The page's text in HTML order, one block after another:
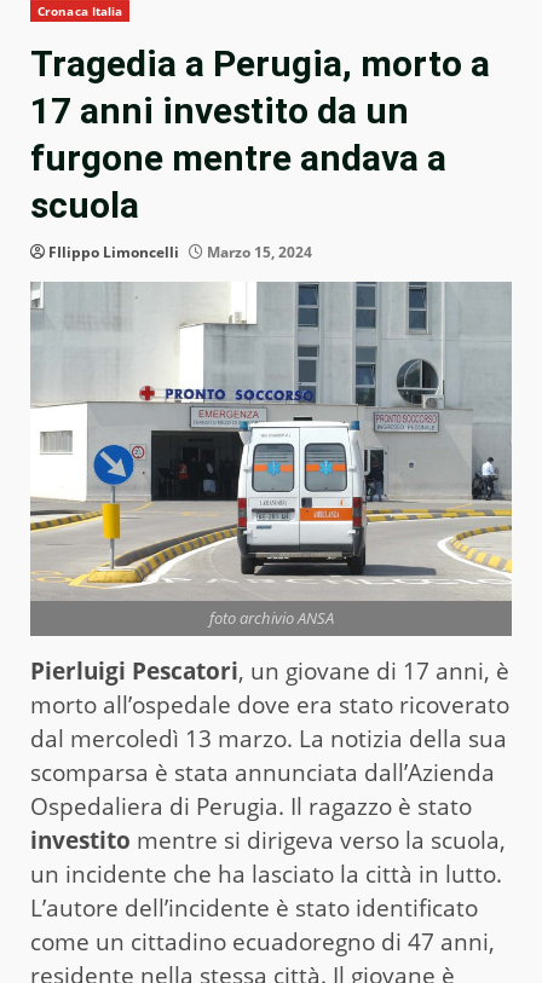
Cronaca Italia
Tragedia a Perugia, morto a
17 anni investito da un
furgone mentre andava a
scuola
FIlippo Limoncelli Marzo 15, 2024
foto archivio ANSA
Pierluigi Pescatori, un giovane di 17 anni, è
morto all’ospedale dove era stato ricoverato
dal mercoledì 13 marzo. La notizia della sua
scomparsa è stata annunciata dall’Azienda
Ospedaliera di Perugia. Il ragazzo è stato
investito mentre si dirigeva verso la scuola,
un incidente che ha lasciato la città in lutto.
L’autore dell’incidente è stato identificato
come un cittadino ecuadoregno di 47 anni,
residente nella stessa città. Il giovane è